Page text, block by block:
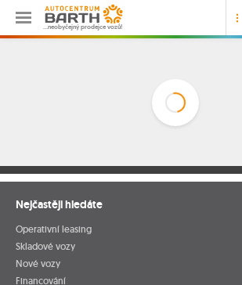
…neobyčejný prodejce vozů!
Nejčastěji hledáte
Operativní leasing
Skladové vozy
Nové vozy
Financování